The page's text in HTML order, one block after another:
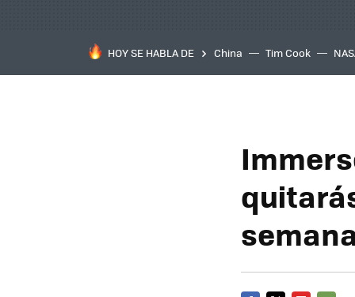
HOY SE HABLA DE China Tim Cook